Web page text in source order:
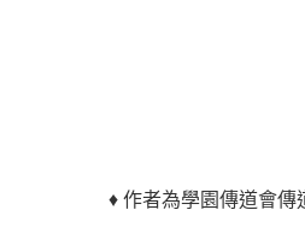
♦ 作者為學園傳道會